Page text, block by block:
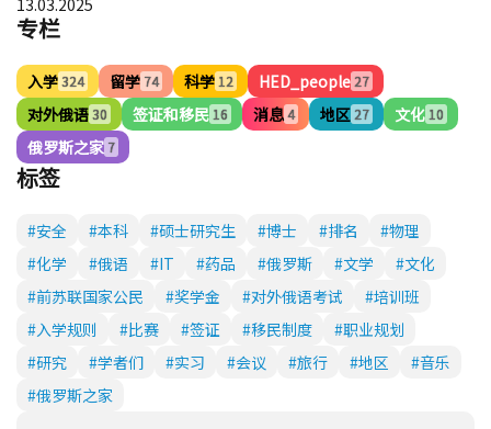
专栏
入学324 留学 74 科学 12 HED_people27
对外俄语30 签证和移民 16 消息4 地区 27 文化 10
俄罗斯之家 7
标签
#安全 #本科 #硕士研究生 #博士 #排名
#物理
#化学
#俄语 #IT #药品 #俄罗斯 #文学
#文化
#前苏联国家公民
#奖学金 #对外俄语考试
#培训班
#入学规则
#比赛 #签证 #移民制度
#职业规划
#研究
#学者们 #实习 #会议 #旅行 #地区
#音乐
#俄罗斯之家